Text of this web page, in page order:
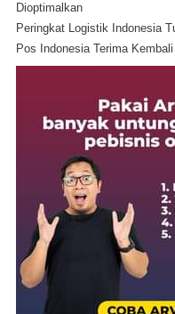
Dioptimalkan
Peringkat Logistik Indonesia
Pos Indonesia Terima